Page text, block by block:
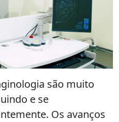
são muito
e se
Os avanços